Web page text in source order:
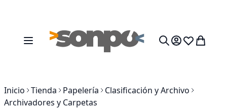
Toggle Nav Mi cesta
Inicio Tienda Papelería
Clasificación y Archivo
Archivadores y Carpetas